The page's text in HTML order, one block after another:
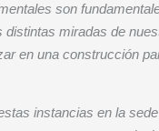
son
distintas miradas de
en una construcción
instancias en la